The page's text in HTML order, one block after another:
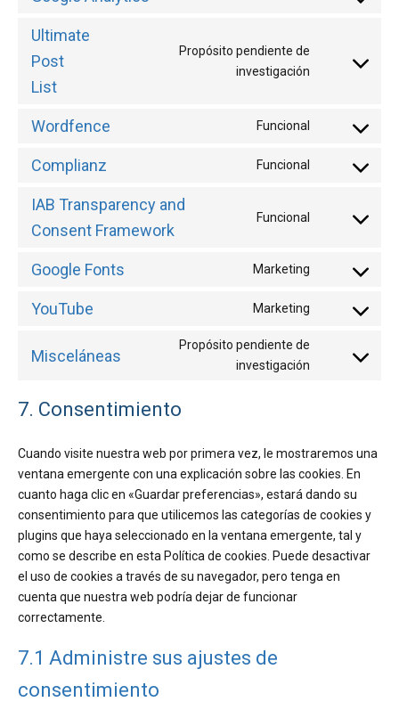
service
Consent
google-
Ultimate
Post
List
Propósito pendiente de
investigación
Consent
ultimate-
Wordfence Funcional
Consent
service
Complianz Funcional
Consent
service
IAB Transparency and
Consent Framework
Funcional
Consent
service
consent-
Google Fonts Marketing
Consent
service
YouTube Marketing
Consent
service
Misceláneas
Propósito pendiente de
investigación
Consent
7. Consentimiento
Cuando visite nuestra web por primera vez, le mostraremos una
ventana emergente con una explicación sobre las cookies. En
cuanto haga clic en «Guardar preferencias», estará dando su
consentimiento para que utilicemos las categorías de cookies y
plugins que haya seleccionado en la ventana emergente, tal y
como se describe en esta Política de cookies. Puede desactivar
el uso de cookies a través de su navegador, pero tenga en
cuenta que nuestra web podría dejar de funcionar
correctamente.
7.1 Administre sus ajustes de
consentimiento